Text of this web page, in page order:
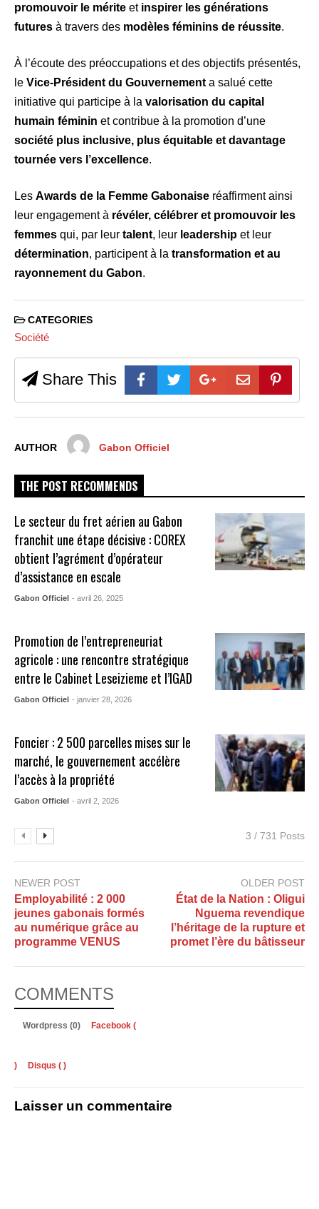
promouvoir le mérite et inspirer les générations
futures à travers des modèles féminins de réussite.
À l’écoute des préoccupations et des objectifs présentés,
le Vice-Président du Gouvernement a salué cette
initiative qui participe à la valorisation du capital
humain féminin et contribue à la promotion d’une
société plus inclusive, plus équitable et davantage
tournée vers l’excellence.
Les Awards de la Femme Gabonaise réaffirment ainsi
leur engagement à révéler, célébrer et promouvoir les
femmes qui, par leur talent, leur leadership et leur
détermination, participent à la transformation et au
rayonnement du Gabon.
CATEGORIES
Société
Share This
AUTHOR Gabon Officiel
THE POST RECOMMENDS
Le secteur du fret aérien au Gabon
franchit une étape décisive : COREX
obtient l’agrément d’opérateur
d’assistance en escale​
Gabon Officiel - avril 26, 2025
Promotion de l’entrepreneuriat
agricole : une rencontre stratégique
entre le Cabinet Leseizieme et l’IGAD
Gabon Officiel - janvier 28, 2026
Foncier : 2 500 parcelles mises sur le
marché, le gouvernement accélère
l’accès à la propriété
Gabon Officiel - avril 2, 2026
3 / 731 Posts
NEWER POST
Employabilité : 2 000
jeunes gabonais formés
au numérique grâce au
programme VENUS
OLDER POST
État de la Nation : Oligui
Nguema revendique
l’héritage de la rupture et
promet l’ère du bâtisseur
COMMENTS
Wordpress (0) Facebook (
) Disqus ( )
Laisser un commentaire